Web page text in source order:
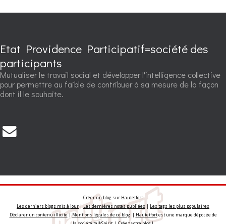
Etat Providence Participatif=société des
participants
Mutualiser le travail social et développer l'intelligence collective
pour permettre au faible de contribuer à sa mesure de la façon
dont il le souhaite.
Créer un blog sur Hautetfort
Les derniers blogs mis à jour|Les dernières notes publiées | Les tags les plus populaires
Déclarer un contenu illicite|Mentions légales de ce blog| Hautetfortest une marque déposée de